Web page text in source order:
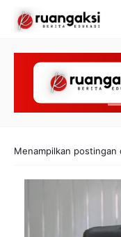
Menampilkan postingan